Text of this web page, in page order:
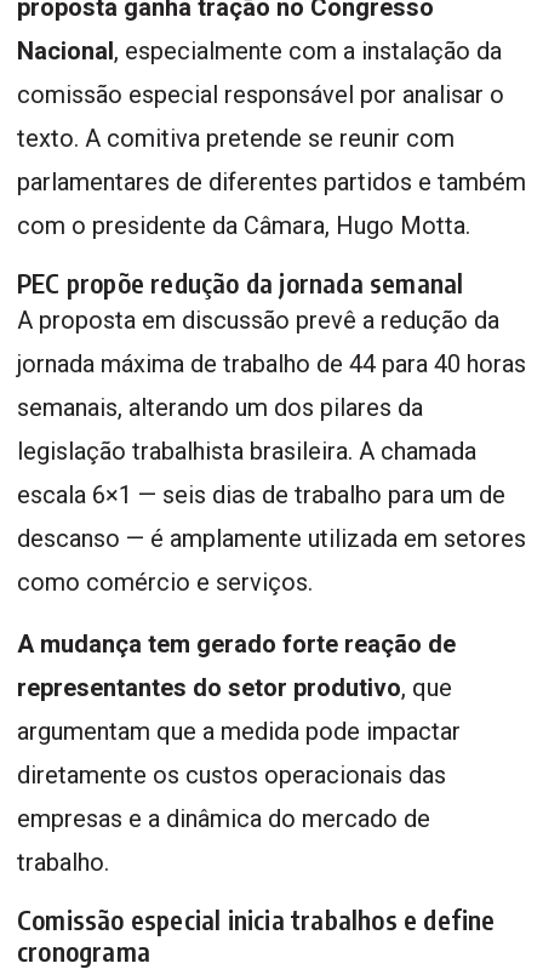
proposta ganha tração no Congresso
Nacional, especialmente com a instalação da
comissão especial responsável por analisar o
texto. A comitiva pretende se reunir com
parlamentares de diferentes partidos e também
com o presidente da Câmara, Hugo Motta.
PEC propõe redução da jornada semanal
A proposta em discussão prevê a redução da
jornada máxima de trabalho de 44 para 40 horas
semanais, alterando um dos pilares da
legislação trabalhista brasileira. A chamada
escala 6×1 — seis dias de trabalho para um de
descanso — é amplamente utilizada em setores
como comércio e serviços.
A mudança tem gerado forte reação de
representantes do setor produtivo, que
argumentam que a medida pode impactar
diretamente os custos operacionais das
empresas e a dinâmica do mercado de
trabalho.
Comissão especial inicia trabalhos e define
cronograma